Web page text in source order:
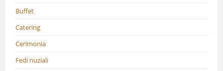
Buffet
Catering
Cerimonia
Fedi nuziali